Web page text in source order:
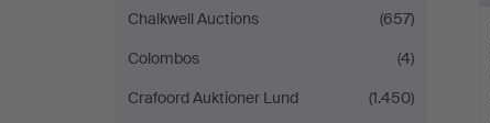
Chalkwell Auctions
(657)
Colombos
(4)
Crafoord Auktioner Lund
(1.450)